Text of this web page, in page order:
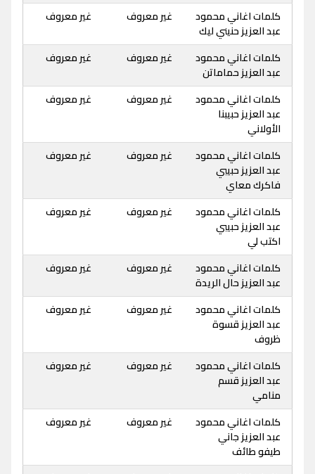
كلمات اغاني محمود
عبد العزيز حنيني ليك
غير معروف غير معروف
كلمات اغاني محمود
عبد العزيز حماماتن
غير معروف غير معروف
كلمات اغاني محمود
عبد العزيز حبيبنا
الأولاني
غير معروف غير معروف
كلمات اغاني محمود
عبد العزيز حبيبي
فاكرك معاي
غير معروف غير معروف
كلمات اغاني محمود
عبد العزيز حبيبي
اكتب لي
غير معروف غير معروف
كلمات اغاني محمود
عبد العزيز حال الريدة
غير معروف غير معروف
كلمات اغاني محمود
عبد العزيز قسوة
ظروف
غير معروف غير معروف
كلمات اغاني محمود
عبد العزيز قسم
منامي
غير معروف غير معروف
كلمات اغاني محمود
عبد العزيز جاني
طيفو طائف
غير معروف غير معروف